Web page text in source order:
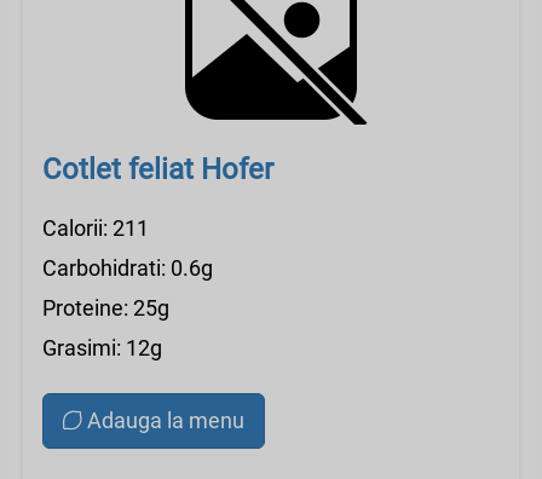
Cotlet feliat Hofer
Calorii: 211
Carbohidrati: 0.6g
Proteine: 25g
Grasimi: 12g
Adauga la menu